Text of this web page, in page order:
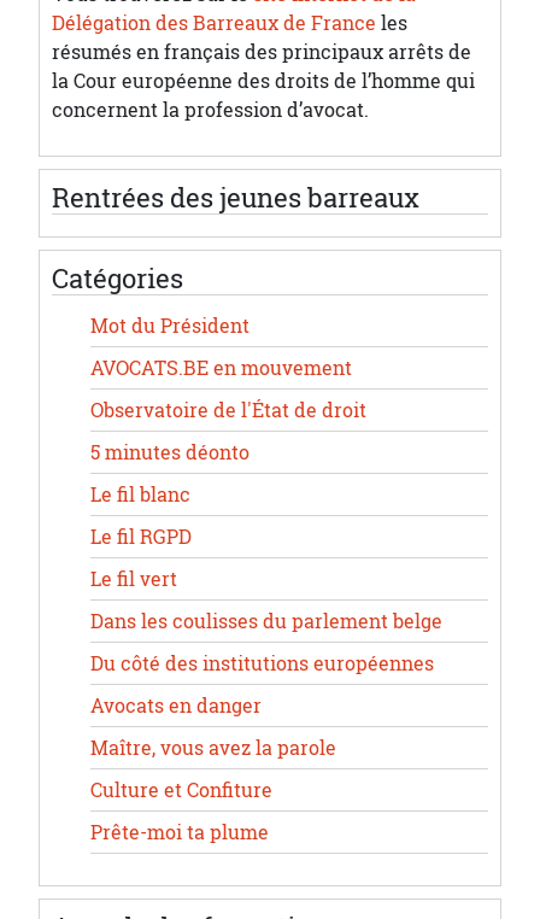
Délégation des Barreaux de France les
résumés en français des principaux arrêts de
la Cour européenne des droits de l’homme qui
concernent la profession d’avocat.
Rentrées des jeunes barreaux
Catégories
Mot du Président
AVOCATS.BE en mouvement
Observatoire de l'État de droit
5 minutes déonto
Le fil blanc
Le fil RGPD
Le fil vert
Dans les coulisses du parlement belge
Du côté des institutions européennes
Avocats en danger
Maître, vous avez la parole
Culture et Confiture
Prête-moi ta plume